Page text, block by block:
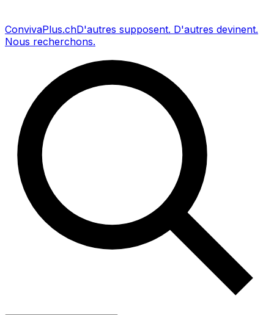
ConvivaPlus.chD'autres supposent. D'autres devinent.
Nous recherchons.